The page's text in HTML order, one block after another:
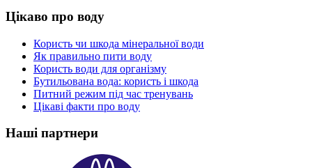
Цікаво про воду
Користь чи шкода мінеральної води
Як правильно пити воду
Користь води для організму
Бутильована вода: користь і шкода
Питний режим під час тренувань
Цікаві факти про воду
Наші партнери